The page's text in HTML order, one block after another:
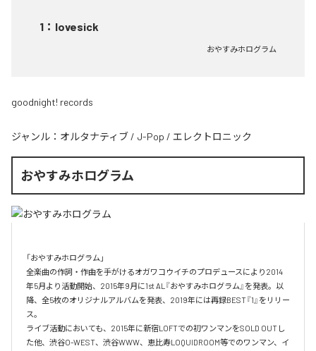
1 ： lovesick
おやすみホログラム
goodnight! records
ジャンル： オルタナティブ / J-Pop / エレクトロニック
おやすみホログラム
「おやすみホログラム」
全楽曲の作詞・作曲を⼿がけるオガワコウイチのプロデュースにより2014
年5⽉より活動開始、2015年9⽉に1st AL『おやすみホログラム』を発表。以
降、全5枚のオリジナルアルバムを発表、2019年には再録BEST『1』をリリー
ス。
ライブ活動においても、2015年に新宿LOFTでの初ワンマンをSOLD OUTし
た他、渋⾕O-WEST、渋⾕WWW、恵⽐寿LOQUIDROOM等でのワンマン、イ